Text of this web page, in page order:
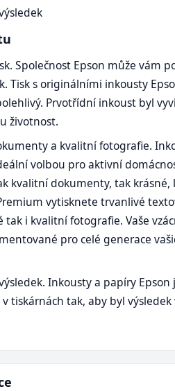
Společnost Epson může vám
Tisk s originálními inkousty
Prvotřídní inkoust byl
životnost.
a kvalitní fotografie.
volbou pro aktivní
kvalitní dokumenty, tak krásné,
vytisknete trvanlivé
i kvalitní fotografie. Vaše
pro celé generace
Inkousty a papíry Epson
tiskárnách tak, aby byl výsledek